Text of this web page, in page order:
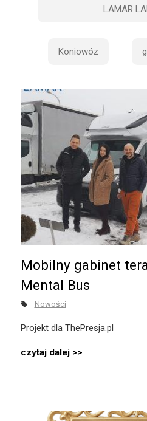
LAMAR
Koniowóz
Mobilny gabinet
Mental Bus
Nowości
Projekt dla ThePresja.pl
czytaj dalej